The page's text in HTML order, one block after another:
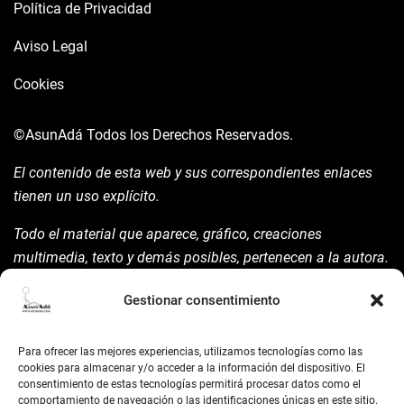
Gestionar consentimiento
Para ofrecer las mejores experiencias, utilizamos tecnologías como las
cookies para almacenar y/o acceder a la información del dispositivo. El
consentimiento de estas tecnologías permitirá procesar datos como el
comportamiento de navegación o las identificaciones únicas en este sitio.
Política de Privacidad
Aviso Legal
Cookies
©AsunAdá Todos los Derechos Reservados.
El contenido de esta web y sus correspondientes enlaces
tienen un uso explícito.
Todo el material que aparece, gráfico, creaciones
multimedia, texto y demás posibles, pertenecen a la autora.
la mism para ello.
©AsunAdá ​Gracias.